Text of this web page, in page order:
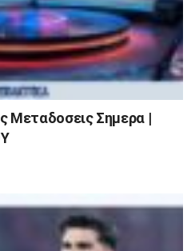
Μεταδοσεις Σημερα |